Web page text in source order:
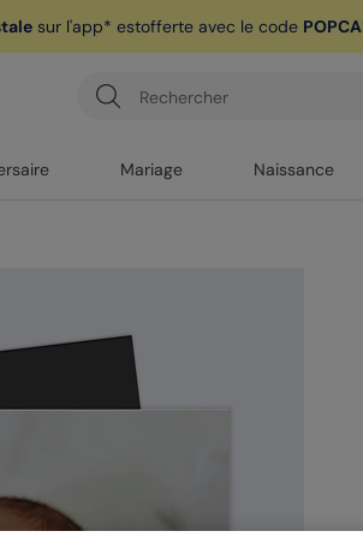
sur l'app* estofferte avec le code
Mariage Naissance